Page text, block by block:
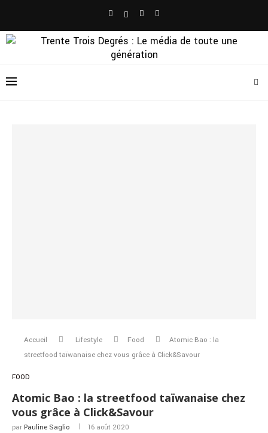
Accueil Lifestyle Food
Atomic Bao : la
streetfood taïwanaise chez vous grâce à Click&Savour
FOOD
Atomic Bao : la streetfood taïwanaise chez
vous grâce à Click&Savour
par Pauline Saglio 16 août 2020